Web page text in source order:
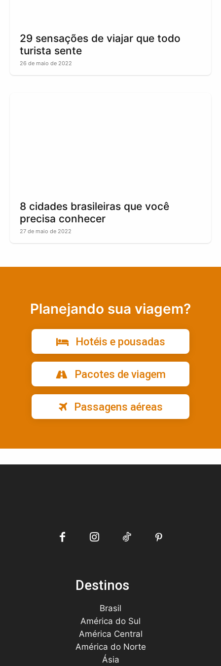
29 sensações de viajar que todo
turista sente
26 de maio de 2022
8 cidades brasileiras que você
precisa conhecer
27 de maio de 2022
Planejando sua viagem?
Hotéis e pousadas
Pacotes de viagem
Passagens aéreas
Destinos
Brasil
América do Sul
América Central
América do Norte
Ásia